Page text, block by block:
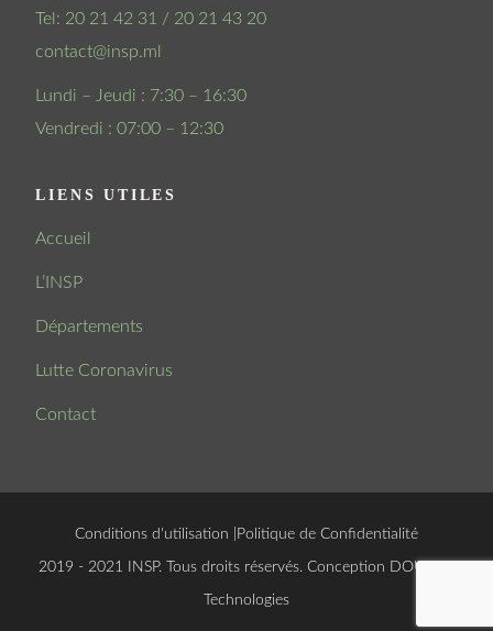
Tel: 20 21 42 31 / 20 21 43 20
contact@insp.ml
Lundi – Jeudi : 7:30 – 16:30
Vendredi : 07:00 – 12:30
LIENS UTILES
Accueil
L’INSP
Départements
Lutte Coronavirus
Contact
Conditions d'utilisation Politique de Confidentialité
© 2019 - 2021 INSP. Tous droits réservés. Conception DOUCSOFT
Technologies